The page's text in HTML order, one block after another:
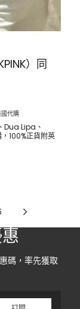
）同
代購
Dua Lipa、
100%正貨附英
碼，率先獲取